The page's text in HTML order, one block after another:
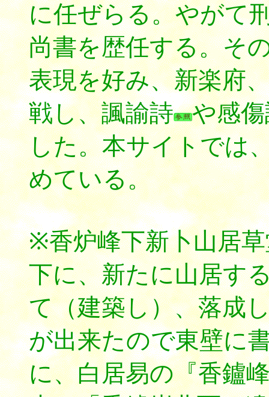
に任ぜらる。やがて
尚書を歴任する。そ
表現を好み、新楽府
戦し、諷諭詩
や感
した。本サイトでは
めている。
※香炉峰下新卜山居
下に、新たに山居す
て（建築し）、落成
が出来たので東壁に
に、白居易の『香鑪